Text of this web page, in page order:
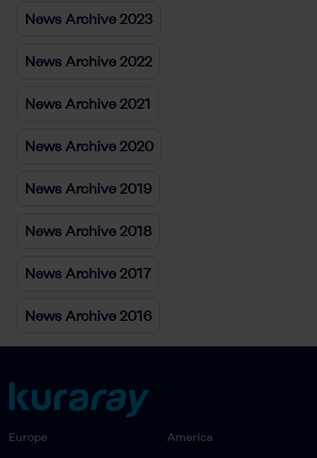
News Archive 2023
News Archive 2022
News Archive 2021
News Archive 2020
News Archive 2019
News Archive 2018
News Archive 2017
News Archive 2016
Europe America